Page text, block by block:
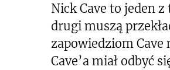
Nick Cave to jeden
drugi muszą
zapowiedziom
Cave’a miał odbyć